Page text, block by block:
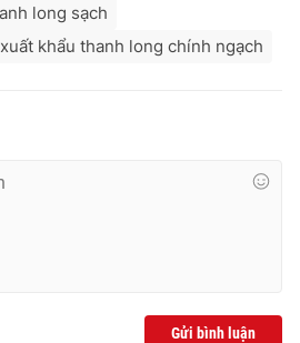
long sạch
xuất khẩu thanh long chính ngạch
Gửi bình luận